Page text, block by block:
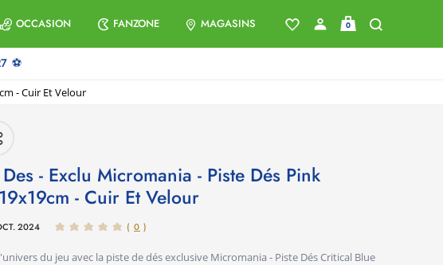
OCCASION FANZONE MAGASINS 0
⚽
- Cuir Et Velour
- Cuir Et Velour
2024 ( 0 )
du jeu avec la piste de dés exclusive Micromania - Piste Dés Critical Blue